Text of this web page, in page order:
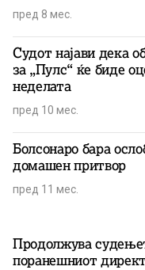
пред 8 мес.
Судот најави дека
за „Пулс“ ќе биде
неделата
пред 10 мес.
Болсонаро бара
домашен притвор
пред 11 мес.
Продолжува
поранешниот